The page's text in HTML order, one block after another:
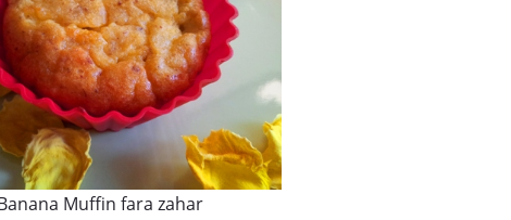
Muffin fara zahar